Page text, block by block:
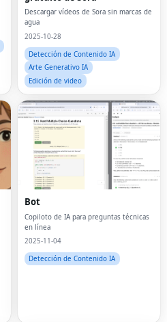
Descargar vídeos de Sora sin marcas de
agua
2025-10-28
Detección de Contenido IA
Arte Generativo IA
Edición de video
Bot
Copiloto de IA para preguntas técnicas
en línea
2025-11-04
Detección de Contenido IA